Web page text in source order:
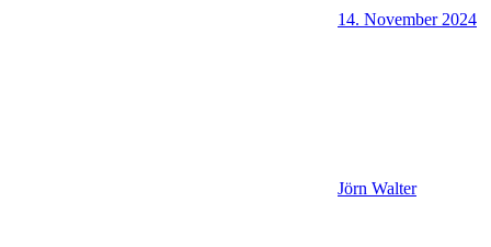
14. November 2024
Jörn Walter